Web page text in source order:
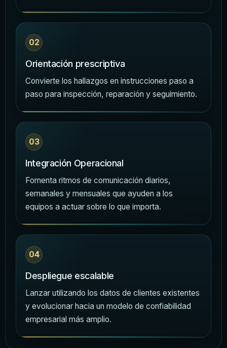
02
Orientación prescriptiva
Convierte los hallazgos en instrucciones paso a
paso para inspección, reparación y seguimiento.
03
Integración Operacional
Fomenta ritmos de comunicación diarios,
semanales y mensuales que ayuden a los
equipos a actuar sobre lo que importa.
04
Despliegue escalable
Lanzar utilizando los datos de clientes existentes
y evolucionar hacia un modelo de confiabilidad
empresarial más amplio.